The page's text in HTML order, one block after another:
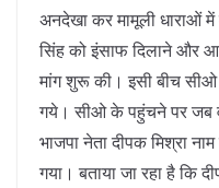
अनदेखा कर मामूली धाराओं
सिंह को इंसाफ दिलाने और
मांग शुरू की। इसी बीच सीओ
गये। सीओ के पहुंचने पर जब
भाजपा नेता दीपक मिश्रा
गया। बताया जा रहा है कि